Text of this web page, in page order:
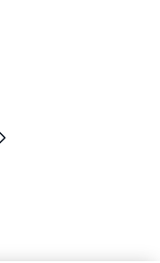
по
Далее